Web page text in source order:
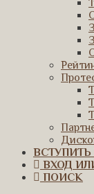
ВСТУПИТЬ
ВХОД
ПОИСК